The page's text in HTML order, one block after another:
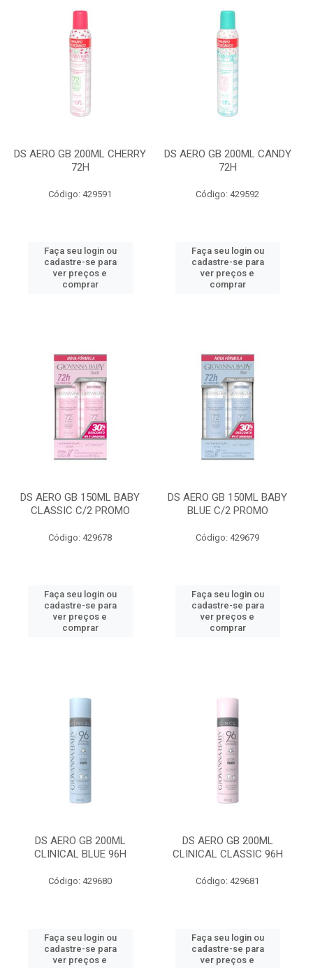
DS AERO GB 200ML CHERRY
72H
Código: 429591
Faça seu login ou
cadastre-se para
ver preços e
comprar
DS AERO GB 200ML CANDY
72H
Código: 429592
Faça seu login ou
cadastre-se para
ver preços e
comprar
DS AERO GB 150ML BABY
CLASSIC C/2 PROMO
Código: 429678
Faça seu login ou
cadastre-se para
ver preços e
comprar
DS AERO GB 150ML BABY
BLUE C/2 PROMO
Código: 429679
Faça seu login ou
cadastre-se para
ver preços e
comprar
DS AERO GB 200ML
CLINICAL BLUE 96H
Código: 429680
Faça seu login ou
cadastre-se para
ver preços e
DS AERO GB 200ML
CLINICAL CLASSIC 96H
Código: 429681
Faça seu login ou
cadastre-se para
ver preços e